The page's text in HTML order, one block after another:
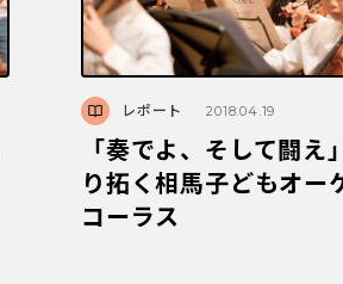
レポート 2018.04.19
「奏でよ、そして闘え
り拓く相馬子どもオー
コーラス